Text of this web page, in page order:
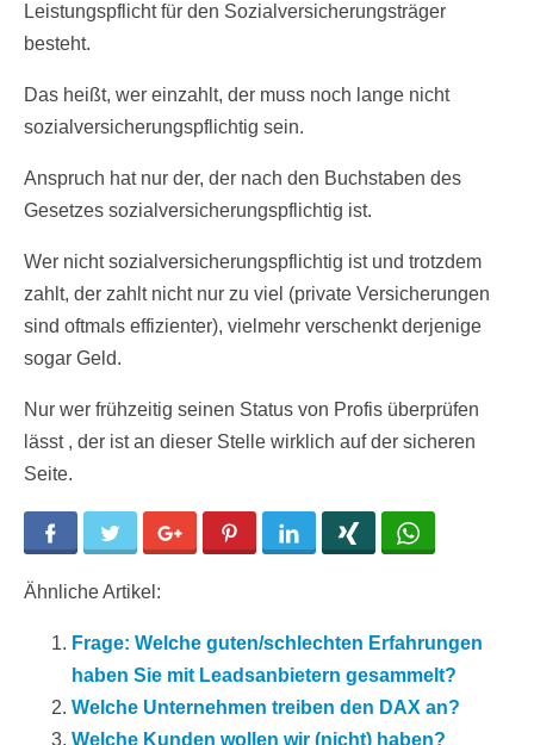
Leistungspflicht für den Sozialversicherungsträger
besteht.
Das heißt, wer einzahlt, der muss noch lange nicht
sozialversicherungspflichtig sein.
Anspruch hat nur der, der nach den Buchstaben des
Gesetzes sozialversicherungspflichtig ist.
Wer nicht sozialversicherungspflichtig ist und trotzdem
zahlt, der zahlt nicht nur zu viel (private Versicherungen
sind oftmals effizienter), vielmehr verschenkt derjenige
sogar Geld.
Nur wer frühzeitig seinen Status von Profis überprüfen
lässt , der ist an dieser Stelle wirklich auf der sicheren
Seite.
Facebook Twitter Google+ Pinterest LinkedIn
Ähnliche Artikel:
Frage: Welche guten/schlechten Erfahrungen
haben Sie mit Leadsanbietern gesammelt?
Welche Unternehmen treiben den DAX an?
Welche Kunden wollen wir (nicht) haben?